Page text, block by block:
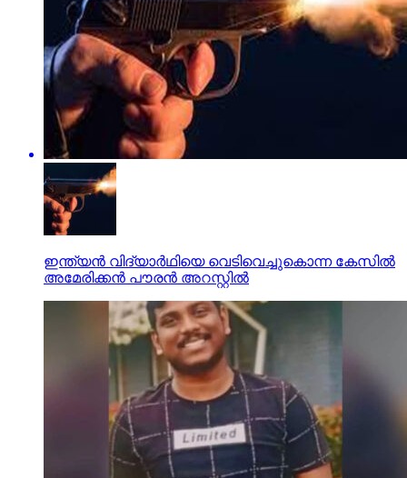
ഇന്ത്യന്‍ വിദ്യാര്‍ഥിയെ വെടിവെച്ചുകൊന്ന കേസില്‍
അമേരിക്കന്‍ പൗരന്‍ അറസ്റ്റില്‍